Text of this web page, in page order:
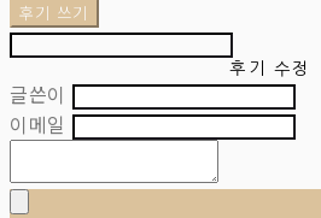
후기 쓰기
후기 수정
글쓴이
이메일